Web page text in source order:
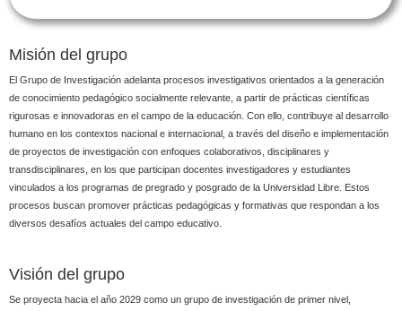
Misión del grupo
El Grupo de Investigación adelanta procesos investigativos orientados a la generación
de conocimiento pedagógico socialmente relevante, a partir de prácticas científicas
rigurosas e innovadoras en el campo de la educación. Con ello, contribuye al desarrollo
humano en los contextos nacional e internacional, a través del diseño e implementación
de proyectos de investigación con enfoques colaborativos, disciplinares y
transdisciplinares, en los que participan docentes investigadores y estudiantes
vinculados a los programas de pregrado y posgrado de la Universidad Libre. Estos
procesos buscan promover prácticas pedagógicas y formativas que respondan a los
diversos desafíos actuales del campo educativo.
Visión del grupo
Se proyecta hacia el año 2029 como un grupo de investigación de primer nivel,